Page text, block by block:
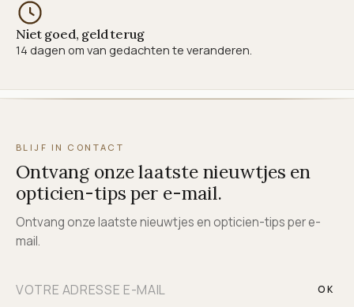
Niet goed, geld terug
14 dagen om van gedachten te veranderen.
BLIJF IN CONTACT
Ontvang onze laatste nieuwtjes en
opticien-tips per e-mail.
Ontvang onze laatste nieuwtjes en opticien-tips per e-
mail.
OK